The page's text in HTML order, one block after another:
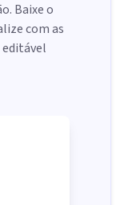
Baixe o
com as